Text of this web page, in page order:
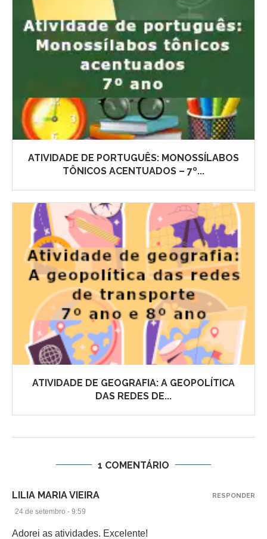
ATIVIDADE DE PORTUGUÊS: MONOSSÍLABOS
TÔNICOS ACENTUADOS – 7º...
ATIVIDADE DE GEOGRAFIA: A GEOPOLÍTICA
DAS REDES DE...
1 COMENTÁRIO
LILIA MARIA VIEIRA
24 de setembro - 9:59
Adorei as atividades. Excelente!
RESPONDER